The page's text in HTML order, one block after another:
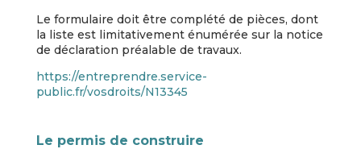
Le formulaire doit être complété de pièces, dont
la liste est limitativement énumérée sur la notice
de déclaration préalable de travaux.
https://entreprendre.service-
public.fr/vosdroits/N13345
Le permis de construire